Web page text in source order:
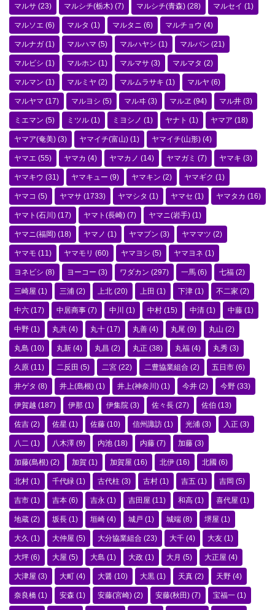
マルサ (23) マルシチ(栃木) (7) マルシチ(青森) (28) マルセイ (1)
マルソエ (6) マルタ (1) マルタニ (6) マルチョウ (4)
マルナガ (1) マルハマ (5) マルハヤシ (1) マルバン (21)
マルビシ (1) マルホン (1) マルマサ (3) マルマタ (2)
マルマン (1) マルミヤ (2) マルムラサキ (1) マルヤ (6)
マルヤマ (17) マルヨシ (5) マルヰ (3) マルヱ (94) マル井 (3)
ミエマン (5) ミツル (1) ミヨシノ (1) ヤナト (1) ヤマア (18)
ヤマア(奄美) (3) ヤマイチ(富山) (1) ヤマイチ(山形) (4)
ヤマエ (55) ヤマカ (4) ヤマカノ (14) ヤマガミ (7) ヤマキ (3)
ヤマキウ (31) ヤマキュー (9) ヤマキン (2) ヤマギク (1)
ヤマコ (5) ヤマサ (1733) ヤマシタ (1) ヤマセ (1) ヤマタカ (16)
ヤマト(石川) (17) ヤマト(長崎) (7) ヤマニ(岩手) (1)
ヤマニ(福岡) (18) ヤマノ (1) ヤマブン (3) ヤママツ (2)
ヤマモ (11) ヤマモリ (60) ヤマヨシ (5) ヤマヨネ (1)
ヨネビシ (8) ヨーコー (3) ワダカン (297) 一馬 (6) 七福 (2)
三崎屋 (1) 三浦 (2) 上北 (20) 上田 (1) 下津 (1) 不二家 (2)
中六 (17) 中居商事 (7) 中川 (1) 中村 (15) 中清 (1) 中藤 (1)
中野 (1) 丸共 (4) 丸十 (17) 丸善 (4) 丸尾 (9) 丸山 (2)
丸島 (10) 丸新 (4) 丸昌 (2) 丸正 (38) 丸福 (4) 丸秀 (3)
久原 (11) 二反田 (5) 二宮 (22) 二豊協業組合 (2) 五日市 (6)
井ゲタ (8) 井上(島根) (1) 井上(神奈川) (1) 今井 (2) 今野 (33)
伊賀越 (187) 伊那 (1) 伊集院 (3) 佐々長 (27) 佐伯 (13)
佐吉 (2) 佐星 (1) 佐藤 (10) 信州諏訪 (1) 光浦 (3) 入正 (3)
八二 (1) 八木澤 (9) 内池 (18) 内藤 (7) 加藤 (3)
加藤(島根) (2) 加賀 (1) 加賀屋 (16) 北伊 (16) 北國 (6)
北村 (1) 千代緑 (1) 古代柱 (3) 古村 (1) 吉五 (1) 吉岡 (5)
吉市 (1) 吉本 (6) 吉永 (1) 吉田屋 (11) 和高 (1) 喜代屋 (1)
地蔵 (2) 坂長 (1) 垣崎 (4) 城戸 (1) 城端 (8) 堺屋 (1)
大久 (1) 大仲屋 (5) 大分協業組合 (23) 大千 (4) 大友 (1)
大坪 (6) 大屋 (5) 大島 (1) 大政 (1) 大月 (5) 大正屋 (4)
大津屋 (3) 大町 (4) 大醤 (10) 大黒 (1) 天真 (2) 天野 (4)
奈良橋 (1) 安森 (1) 安藤(宮崎) (2) 安藤(秋田) (7) 宝福一 (1)